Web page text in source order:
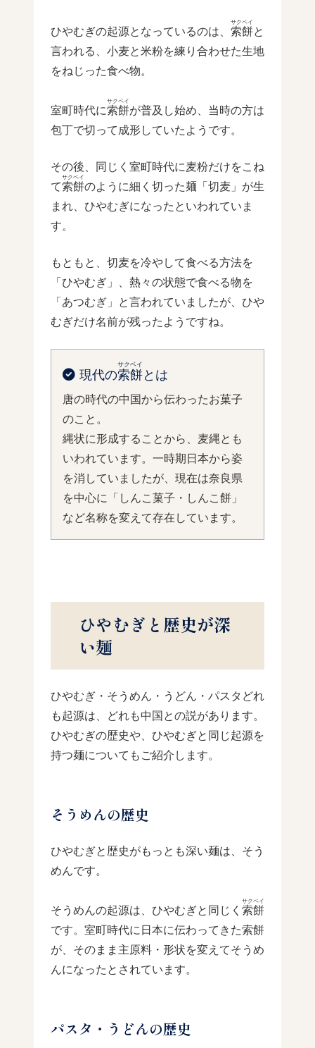
ひやむぎの起源となっているのは、 索餅
サクベイ
と
言われる、小麦と米粉を練り合わせた生地
をねじった食べ物。
室町時代に索餅
サクベイ
が普及し始め、当時の方は
包丁で切って成形していたようです。
その後、同じく室町時代に麦粉だけをこね
て索餅
サクベイ
のように細く切った麺「切麦」が生
まれ、ひやむぎになったといわれていま
す。
もともと、切麦を冷やして食べる方法を
「ひやむぎ」、熱々の状態で食べる物を
「あつむぎ」と言われていましたが、ひや
むぎだけ名前が残ったようですね。
現代の索餅
サクベイ
とは
唐の時代の中国から伝わったお菓子
のこと。
縄状に形成することから、麦縄とも
いわれています。一時期日本から姿
を消していましたが、現在は奈良県
を中心に「しんこ菓子・しんこ餅」
など名称を変えて存在しています。
ひやむぎと歴史が深
い麺
ひやむぎ・そうめん・うどん・パスタどれ
も起源は、どれも中国との説があります。
ひやむぎの歴史や、ひやむぎと同じ起源を
持つ麺についてもご紹介します。
そうめんの歴史
ひやむぎと歴史がもっとも深い麺は、そう
めんです。
そうめんの起源は、ひやむぎと同じく 索餅
サクベイ
です。室町時代に日本に伝わってきた索餅
が、そのまま主原料・形状を変えてそうめ
んになったとされています。
パスタ・うどんの歴史